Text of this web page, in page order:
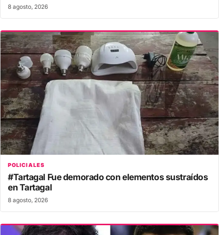
8 agosto, 2026
POLICIALES
#Tartagal Fue demorado con elementos sustraídos
en Tartagal
8 agosto, 2026